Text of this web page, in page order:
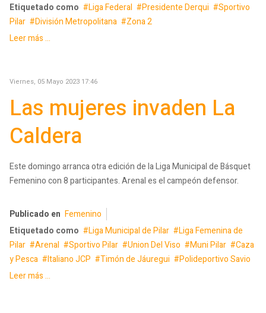
Etiquetado como
Liga Federal Presidente Derqui
Sportivo
Pilar
División Metropolitana
Zona 2
Leer más ...
Viernes, 05 Mayo 2023 17:46
Las mujeres invaden La
Caldera
Este domingo arranca otra edición de la Liga Municipal de Básquet
Femenino con 8 participantes. Arenal es el campeón defensor.
Publicado en Femenino
Etiquetado como
Liga Municipal de Pilar
Liga Femenina de
Pilar
Arenal Sportivo Pilar Union Del Viso Muni Pilar
Caza
y Pesca
Italiano JCP Timón de Jáuregui
Polideportivo Savio
Leer más ...